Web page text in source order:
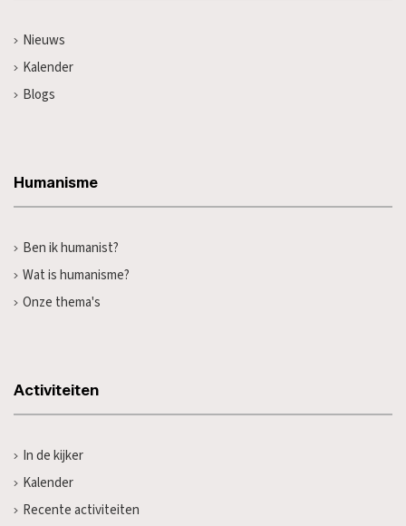
Nieuws
Kalender
Blogs
Humanisme
Ben ik humanist?
Wat is humanisme?
Onze thema's
Activiteiten
In de kijker
Kalender
Recente activiteiten